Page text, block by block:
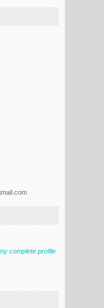
complete profile